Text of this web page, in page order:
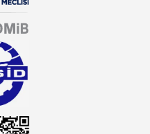
ürünleri üzerinde büyük bir
koşulsuz destek sunan
konusunda
üstünde olacaktır.